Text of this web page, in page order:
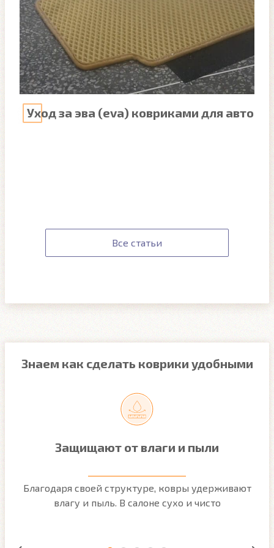
Уход за эва (eva) ковриками для авто
Все статьи
Знаем как сделать коврики удобными
Защищают от влаги и пыли
Благодаря своей структуре, ковры удерживают
влагу и пыль. В салоне сухо и чисто